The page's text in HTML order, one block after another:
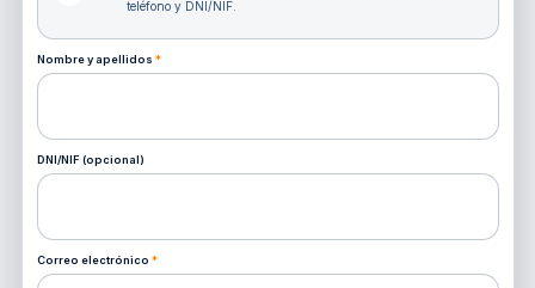
teléfono y DNI/NIF.
Nombre y apellidos *
DNI/NIF (opcional)
Correo electrónico *